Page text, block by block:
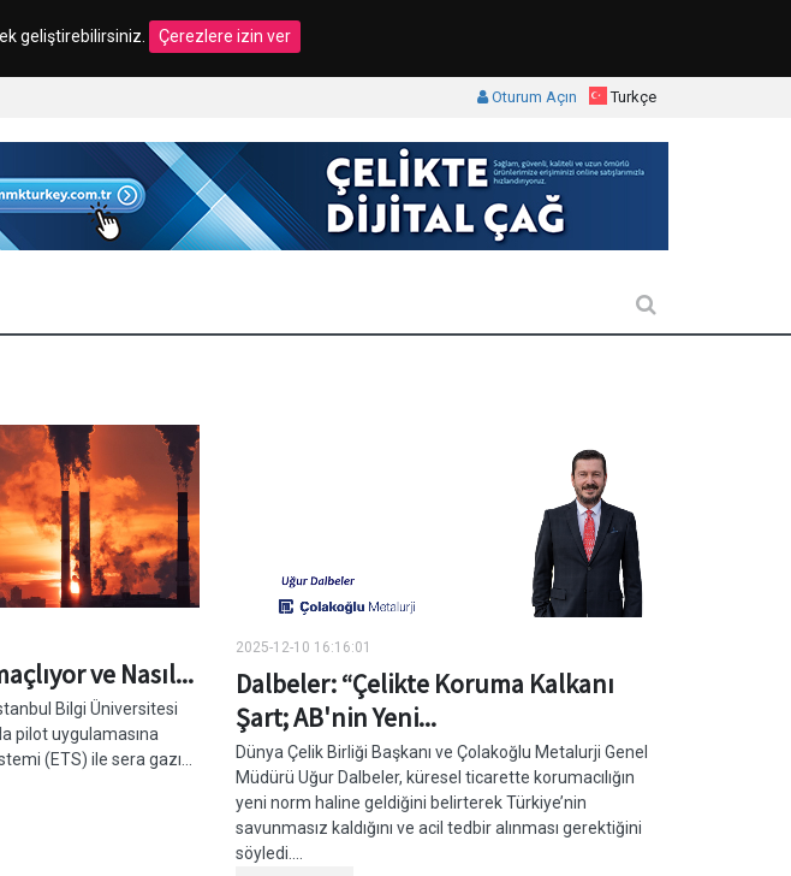
geliştirebilirsiniz. Çerezlere izin ver
Oturum Açın Turkçe
ve Nasıl...
Bilgi Üniversitesi
pilot uygulamasına
(ETS) ile sera gazı...
2025-12-10 16:16:01
Dalbeler: “Çelikte Koruma Kalkanı
Şart; AB'nin Yeni...
Dünya Çelik Birliği Başkanı ve Çolakoğlu Metalurji Genel
Müdürü Uğur Dalbeler, küresel ticarette korumacılığın
yeni norm haline geldiğini belirterek Türkiye’nin
savunmasız kaldığını ve acil tedbir alınması gerektiğini
söyledi....